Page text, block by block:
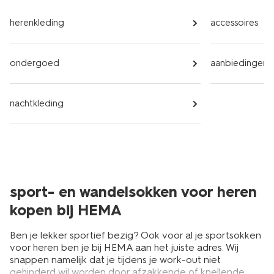
herenkleding
ondergoed
nachtkleding
accessoires
aanbiedingen
sport- en wandelsokken voor heren
kopen bij HEMA
Ben je lekker sportief bezig? Ook voor al je sportsokken
voor heren ben je bij HEMA aan het juiste adres. Wij
snappen namelijk dat je tijdens je work-out niet